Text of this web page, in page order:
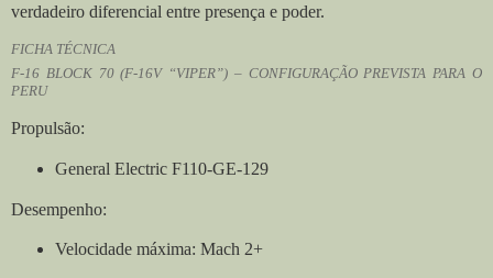
verdadeiro diferencial entre presença e poder.
FICHA TÉCNICA
F-16 BLOCK 70 (F-16V “VIPER”) – CONFIGURAÇÃO PREVISTA PARA O
PERU
Propulsão:
General Electric F110-GE-129
Desempenho:
Velocidade máxima: Mach 2+